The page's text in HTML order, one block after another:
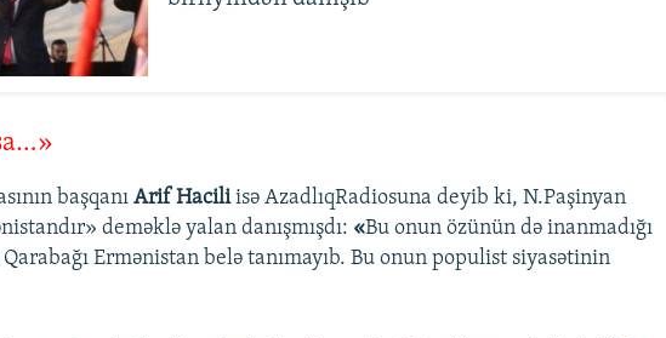
başqanıArif Haciliisə AzadlıqRadiosuna deyib ki, N.Paşinyan
deməklə yalan danışmışdı: «Bu onun özünün də inanmadığı
Ermənistan belə tanımayıb. Bu onun populist siyasətinin